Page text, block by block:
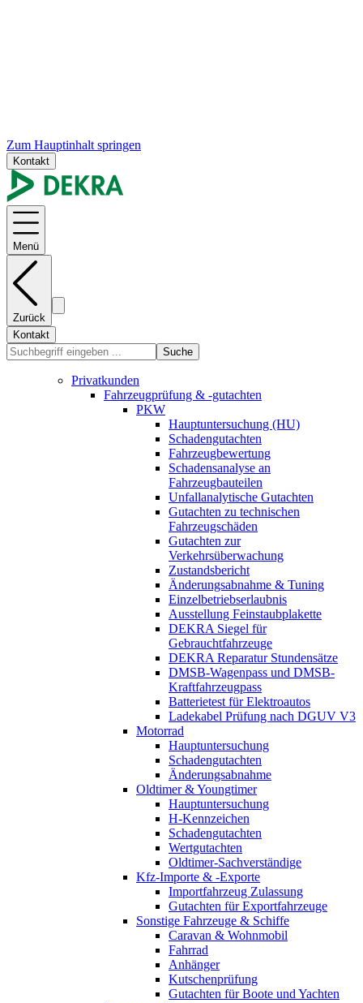
Zum Hauptinhalt springen
Kontakt
Menü
Zurück
Kontakt
Suche
Privatkunden
Fahrzeugprüfung & -gutachten
PKW
Hauptuntersuchung (HU)
Schadengutachten
Fahrzeugbewertung
Schadensanalyse an
Fahrzeugbauteilen
Unfallanalytische Gutachten
Gutachten zu technischen
Fahrzeugschäden
Gutachten zur
Verkehrsüberwachung
Zustandsbericht
Änderungsabnahme & Tuning
Einzelbetriebserlaubnis
Ausstellung Feinstaubplakette
DEKRA Siegel für
Gebrauchtfahrzeuge
DEKRA Reparatur Stundensätze
DMSB-Wagenpass und DMSB-
Kraftfahrzeugpass
Batterietest für Elektroautos
Ladekabel Prüfung nach DGUV V3
Motorrad
Hauptuntersuchung
Schadengutachten
Änderungsabnahme
Oldtimer & Youngtimer
Hauptuntersuchung
H-Kennzeichen
Schadengutachten
Wertgutachten
Oldtimer-Sachverständige
Kfz-Importe & -Exporte
Importfahrzeug Zulassung
Gutachten für Exportfahrzeuge
Sonstige Fahrzeuge & Schiffe
Caravan & Wohnmobil
Fahrrad
Anhänger
Kutschenprüfung
Gutachten für Boote und Yachten